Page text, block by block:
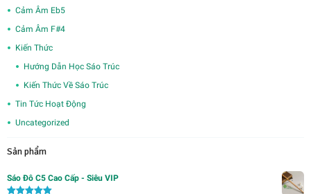
Cảm Âm Eb5
Cảm Âm F#4
Kiến Thức
Hướng Dẫn Học Sáo Trúc
Kiến Thức Về Sáo Trúc
Tin Tức Hoạt Động
Uncategorized
Sản phẩm
Sáo Đô C5 Cao Cấp - Siêu VIP